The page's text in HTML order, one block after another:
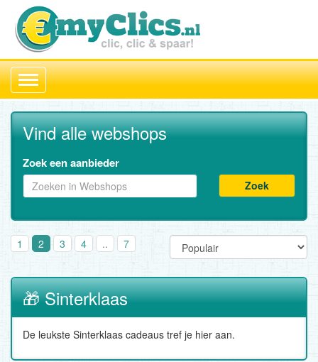
Toggle
navigation
Vind alle webshops
Zoek een aanbieder
Zoek
1 2 3 4 .. 7
🎁 Sinterklaas
De leukste Sinterklaas cadeaus tref je hier aan.